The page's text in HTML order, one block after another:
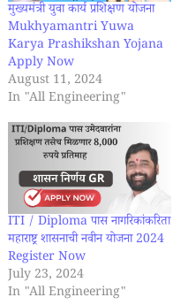
मुख्यमंत्री युवा कार्य प्रशिक्षण योजना
Mukhyamantri Yuwa
Karya Prashikshan Yojana
Apply Now
August 11, 2024
In "All Engineering"
ITI / Diploma पास नागरिकांकरिता
महाराष्ट्र शासनाची नवीन योजना 2024
Register Now
July 23, 2024
In "All Engineering"